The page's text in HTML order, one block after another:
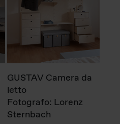
GUSTAV Camera da
letto
Fotografo: Lorenz
Sternbach